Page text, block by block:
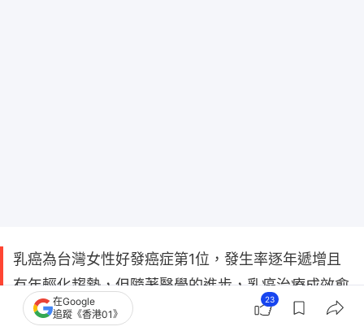
乳癌為台灣女性好發癌症第1位，發生率逐年遞增且
有年輕化趨勢，但隨著醫學的進步，乳癌治療成效愈
來愈好，預後也多能維持正常生活品質。
在Google
追蹤《香港01》
23